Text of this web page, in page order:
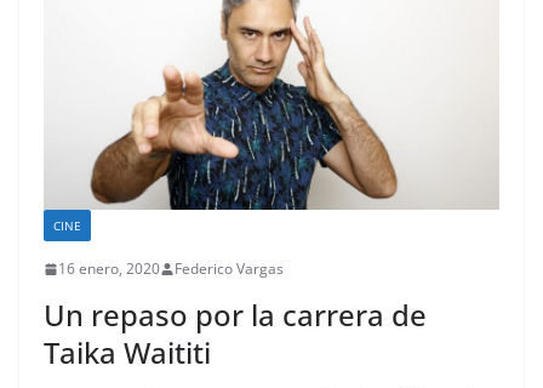
CINE
16 enero, 2020 Federico Vargas
Un repaso por la carrera de
Taika Waititi